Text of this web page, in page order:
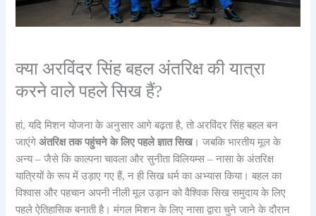
क्या अरविंदर सिंह बहल अंतरिक्ष की यात्रा
करने वाले पहले सिख हैं?
हां, यदि मिशन योजना के अनुसार आगे बढ़ता है, तो अरविंदर सिंह बहल बन
जाएंगेअंतरिक्ष तक पहुंचने के लिए पहले ज्ञात सिख। जबकि भारतीय मूल के
अन्य – जैसे कि काल्पना चावला और सुनीता विलियम्स – नासा के अंतरिक्ष
यात्रियों के रूप में उड़ाए गए हैं, न ही सिख धर्म का अभ्यास किया। बहल का
विश्वास और पहचान अपनी नीली मूल उड़ान को वैश्विक सिख समुदाय के लिए
पहले ऐतिहासिक बनाती है। मंगल मिशन के लिए नासा द्वारा चुने जाने के दौरान